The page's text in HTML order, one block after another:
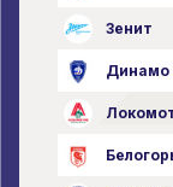
Зенит
Динамо